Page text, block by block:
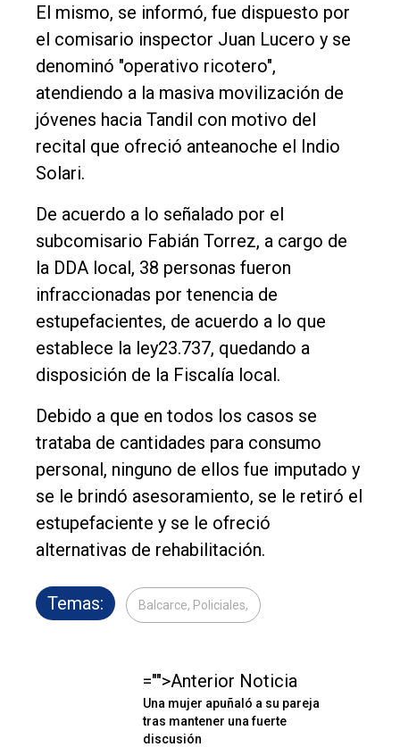
Edición
Empresa
Nosotros
Contacto
El mismo, se informó, fue dispuesto por
el comisario inspector Juan Lucero y se
denominó "operativo ricotero",
atendiendo a la masiva movilización de
jóvenes hacia Tandil con motivo del
recital que ofreció anteanoche el Indio
Solari.
De acuerdo a lo señalado por el
subcomisario Fabián Torrez, a cargo de
la DDA local, 38 personas fueron
infraccionadas por tenencia de
estupefacientes, de acuerdo a lo que
establece la ley23.737, quedando a
disposición de la Fiscalía local.
Debido a que en todos los casos se
trataba de cantidades para consumo
personal, ninguno de ellos fue imputado y
se le brindó asesoramiento, se le retiró el
estupefaciente y se le ofreció
alternativas de rehabilitación.
Temas: Balcarce, Policiales,
="">Anterior Noticia
Una mujer apuñaló a su pareja
tras mantener una fuerte
discusión